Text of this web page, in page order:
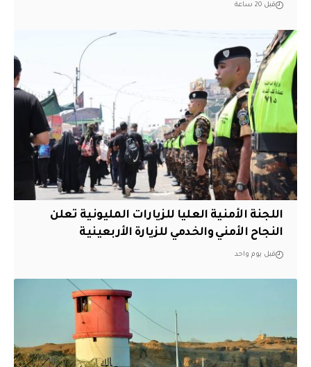
قبل 20 ساعة
اللجنة الأمنية العليا للزيارات المليونية تعلن
النجاح الأمني والخدمي للزيارة الأربعينية
قبل يوم واحد